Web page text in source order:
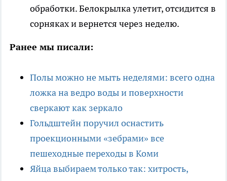
обработки. Белокрылка улетит, отсидится в
сорняках и вернется через неделю.
Ранее мы писали:
Полы можно не мыть неделями: всего одна
ложка на ведро воды и поверхности
сверкают как зеркало
Гольдштейн поручил оснастить
проекционными «зебрами» все
пешеходные переходы в Коми
Яйца выбираем только так: хитрость,